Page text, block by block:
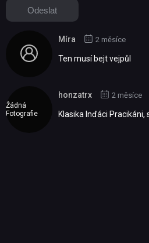
Míra 2 měsíce
Ten musí bejt vejpůl
Žádná
Fotografie
honzatrx 2 měsíce
Klasika Inďáci